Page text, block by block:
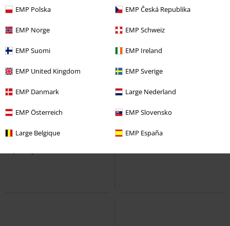
EMP Polska EMP Česká Republika
EMP Norge EMP Schweiz
EMP Suomi EMP Ireland
EMP United Kingdom EMP Sverige
EMP Danmark Large Nederland
EMP Österreich EMP Slovensko
Large Belgique EMP España
UVP64,95 €
50,99 €
Nuka Cola
Fallout
19,99 €
Corpo Socks